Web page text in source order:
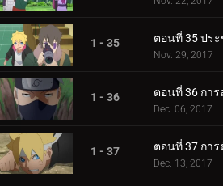
1 - 35 ตอนที่ 35 ปร
Nov. 29, 2017
1 - 36
Dec. 06, 2017
1 - 37 ตอนที่ 37 กา
Dec. 13, 2017